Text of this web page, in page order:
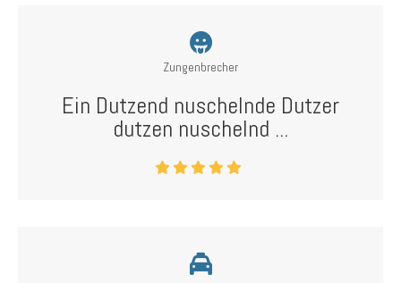
Zungenbrecher
Ein Dutzend nuschelnde Dutzer
dutzen nuschelnd ...